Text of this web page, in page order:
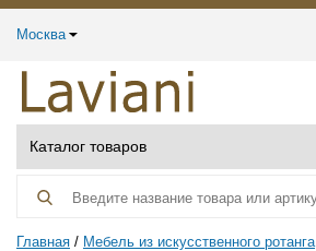
Москва
Каталог товаров
Главная Мебель из искусственного ротанга